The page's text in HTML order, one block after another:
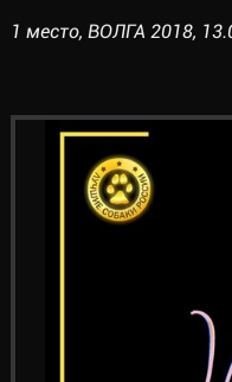
1 место, ВОЛГА 2018,